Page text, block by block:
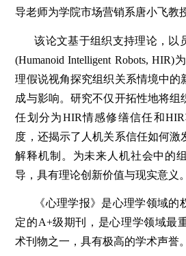
百年校庆
导老师为学院市场营销系唐小飞教
该论文基于组织支持理论，以
(Humanoid Intelligent Robots,
理假说视角探究组织关系情境中的
成与影响。研究不仅开拓性地将组
任划分为HIR情感修缮信任和
度，还揭示了人机关系信任如何激
解释机制。为未来人机社会中的
导，具有理论创新价值与现实意义。
《心理学报》是心理学领域的
定的A+级期刊，是心理学领域最
术刊物之一，具有极高的学术声誉。